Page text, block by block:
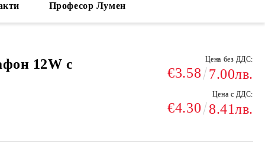
Професор Лумен
12W с
Цена без ДДС:
€3.58 7.00лв.
Цена с ДДС:
€4.30 8.41лв.